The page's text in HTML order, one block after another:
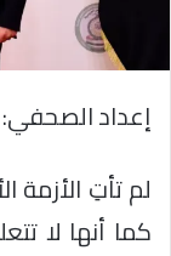
إعداد
لم تأتِ الأزمة
كما أنها لا